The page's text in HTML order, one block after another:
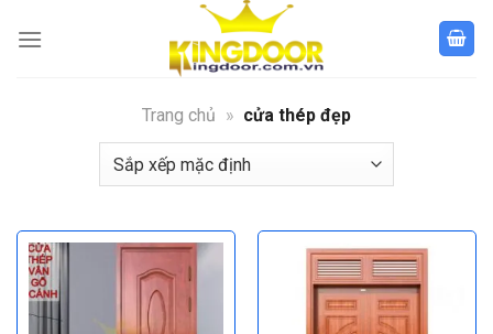
qua
Trang chủ » cửa thép đẹp